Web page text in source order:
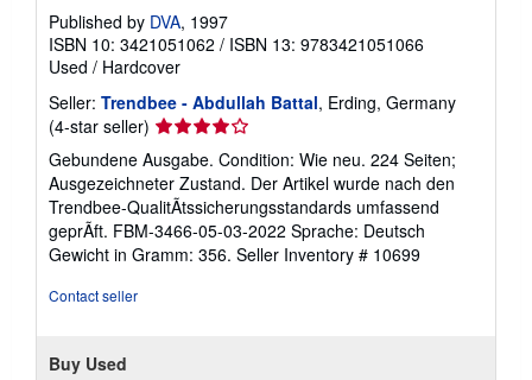
Published by DVA, 1997
ISBN 10: 3421051062 / ISBN 13: 9783421051066
Used / Hardcover
Seller: Trendbee - Abdullah Battal, Erding, Germany
(4-star seller) Seller
rating
4
out
of
5
stars
Gebundene Ausgabe. Condition: Wie neu. 224 Seiten;
Ausgezeichneter Zustand. Der Artikel wurde nach den
Trendbee-QualitÃtssicherungsstandards umfassend
geprÃft. FBM-3466-05-03-2022 Sprache: Deutsch
Gewicht in Gramm: 356. Seller Inventory # 10699
Contact seller
Buy Used